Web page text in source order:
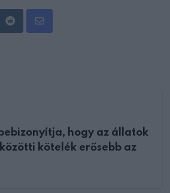
RedditShare
hogy az állatok
kötelék erősebb az